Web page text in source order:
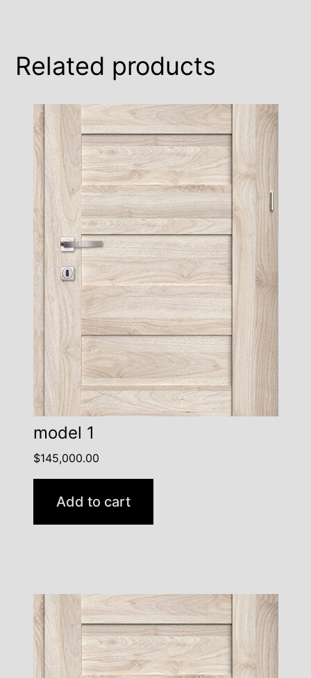
Related products
model 1
$145,000.00
Add to cart